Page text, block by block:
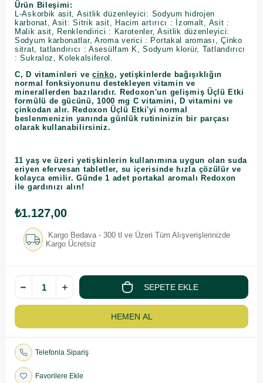
Ürün Bileşimi:
L-Askorbik asit, Asitlik düzenleyici: Sodyum hidrojen
karbonat, Asit: Sitrik asit, Hacim artırıcı : İzomalt, Asit :
Malik asit, Renklendirici : Karotenler, Asitlik düzenleyici:
Sodyum karbonatlar, Aroma verici : Portakal aroması, Çinko
sitrat, tatlandırıcı : Asesülfam K, Sodyum klorür, Tatlandırıcı
: Sukraloz, Kolekalsiferol.
C, D vitaminleri ve çinko, yetişkinlerde bağışıklığın
normal fonksiyonunu destekleyen vitamin ve
minerallerden bazılarıdır. Redoxon'un gelişmiş Üçlü Etki
formülü de gücünü, 1000 mg C vitamini, D vitamini ve
çinkodan alır. Redoxon Üçlü Etki'yi normal
beslenmenizin yanında günlük rutininizin bir parçası
olarak kullanabilirsiniz.
11 yaş ve üzeri yetişkinlerin kullanımına uygun olan suda
eriyen efervesan tabletler, su içerisinde hızla çözülür ve
kolayca emilir. Günde 1 adet portakal aromalı Redoxon
ile gardınızı alın!
₺1.127,00
Kargo Bedava - 300 tl ve Üzeri Tüm Alışverişlerinizde
Kargo Ücretsiz
Telefonla Sipariş
Favorilere Ekle